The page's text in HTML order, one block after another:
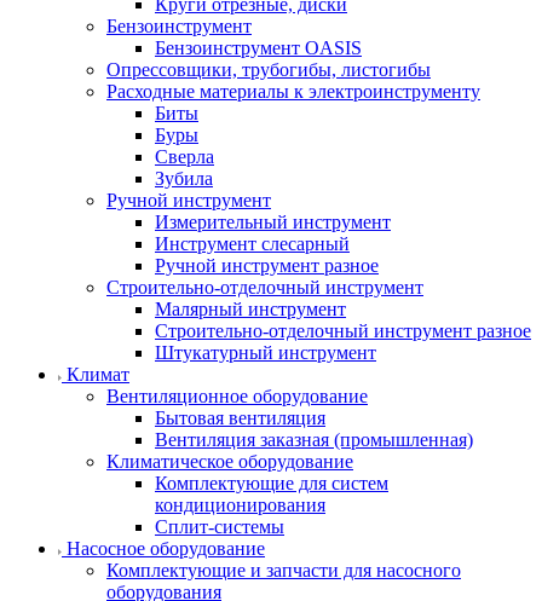
Круги отрезные, диски
Бензоинструмент
Бензоинструмент OASIS
Опрессовщики, трубогибы, листогибы
Расходные материалы к электроинструменту
Биты
Буры
Сверла
Зубила
Ручной инструмент
Измерительный инструмент
Инструмент слесарный
Ручной инструмент разное
Строительно-отделочный инструмент
Малярный инструмент
Строительно-отделочный инструмент разное
Штукатурный инструмент
Климат
Вентиляционное оборудование
Бытовая вентиляция
Вентиляция заказная (промышленная)
Климатическое оборудование
Комплектующие для систем
кондиционирования
Сплит-системы
Насосное оборудование
Комплектующие и запчасти для насосного
оборудования